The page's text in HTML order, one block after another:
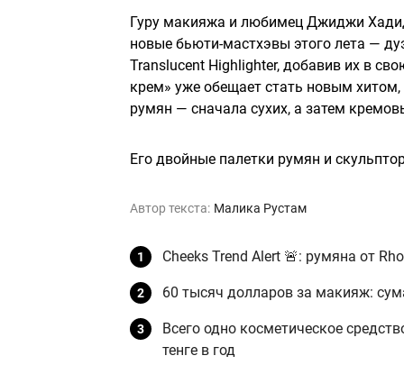
Гуру макияжа и любимец Джиджи
новые бьюти-мастхэвы этого лета —
Translucent Highlighter, добавив их в
крем» уже обещает стать новым хитом,
румян — сначала сухих, а затем
Его двойные палетки румян и
Автор текста: Малика Рустам
Cheeks Trend Alert 🚨: румяна от
60 тысяч долларов за макияж:
Всего одно косметическое
тенге в год